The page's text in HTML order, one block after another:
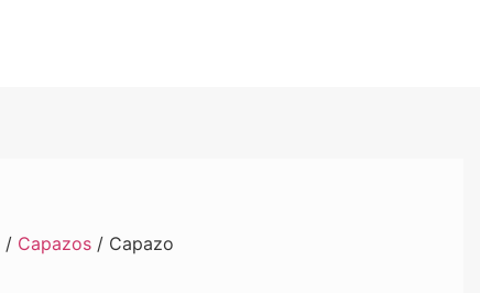
/ Capazos/ Capazo